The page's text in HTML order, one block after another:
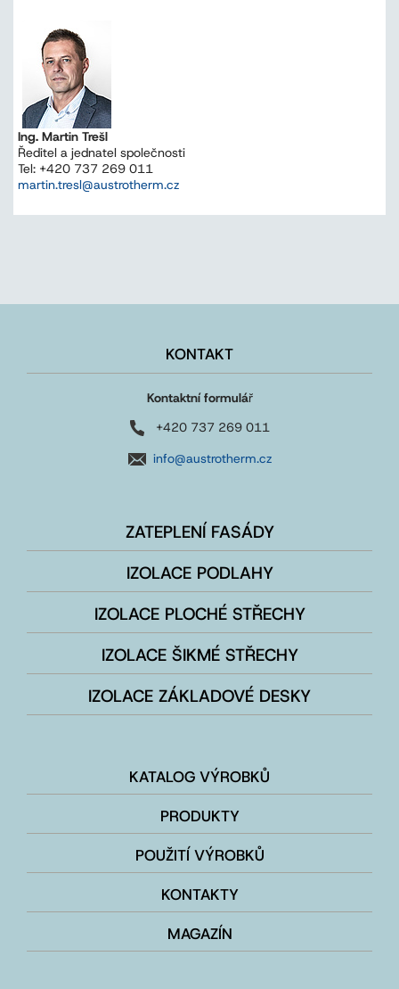
Ing. Martin Trešl
Ředitel a jednatel společnosti
Tel: +420 737 269 011
martin.tresl@austrotherm.cz
KONTAKT
Kontaktní formulář
+420 737 269 011
info@austrotherm.cz
ZATEPLENÍ FASÁDY
IZOLACE PODLAHY
IZOLACE PLOCHÉ STŘECHY
IZOLACE ŠIKMÉ STŘECHY
IZOLACE ZÁKLADOVÉ DESKY
KATALOG VÝROBKŮ
PRODUKTY
POUŽITÍ VÝROBKŮ
KONTAKTY
MAGAZÍN